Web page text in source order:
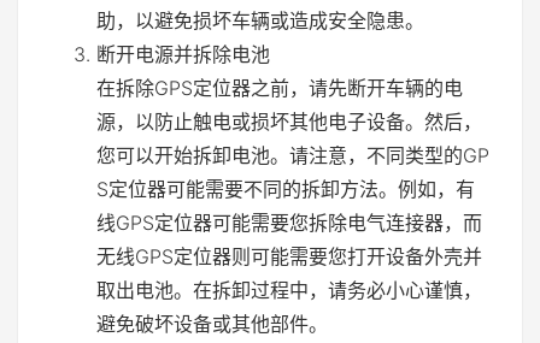
助，以避免损坏车辆或造成安全隐患。
断开电源并拆除电池
在拆除GPS定位器之前，请先断开车辆的电
源，以防止触电或损坏其他电子设备。然后，
您可以开始拆卸电池。请注意，不同类型的GP
S定位器可能需要不同的拆卸方法。例如，有
线GPS定位器可能需要您拆除电气连接器，而
无线GPS定位器则可能需要您打开设备外壳并
取出电池。在拆卸过程中，请务必小心谨慎，
避免破坏设备或其他部件。